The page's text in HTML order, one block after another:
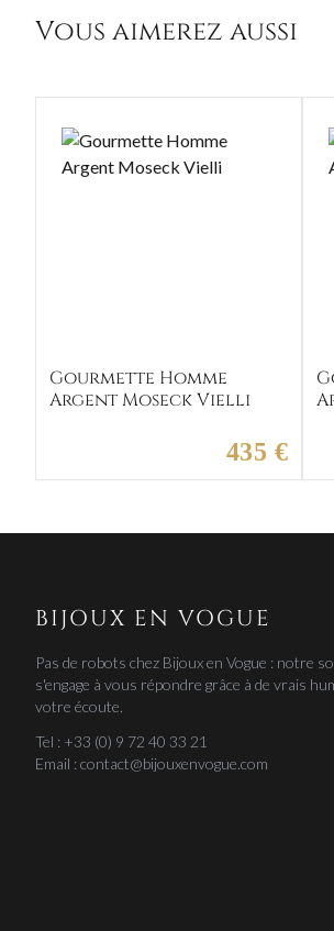
Vous aimerez aussi
Gourmette Homme
Argent Moseck Vielli
435 €
BIJOUX EN VOGUE
Pas de robots chez Bijoux en Vogue : notre
s'engage à vous répondre grâce à de vrais
votre écoute.
Tel : +33 (0) 9 72 40 33 21
Email : contact@bijouxenvogue.com